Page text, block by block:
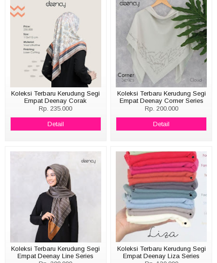
Koleksi Terbaru Kerudung Segi
Empat Deenay Corak
Rp. 235.000
Detail
Koleksi Terbaru Kerudung Segi
Empat Deenay Corner Series
Rp. 200.000
Detail
Koleksi Terbaru Kerudung Segi
Empat Deenay Line Series
Koleksi Terbaru Kerudung Segi
Empat Deenay Liza Series